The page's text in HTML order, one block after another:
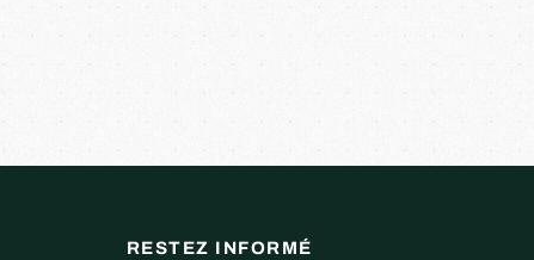
RESTEZ INFORMÉ